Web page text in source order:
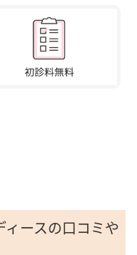
ィースの口コミや